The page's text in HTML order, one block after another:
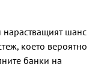
шанс
което вероятно
банки на